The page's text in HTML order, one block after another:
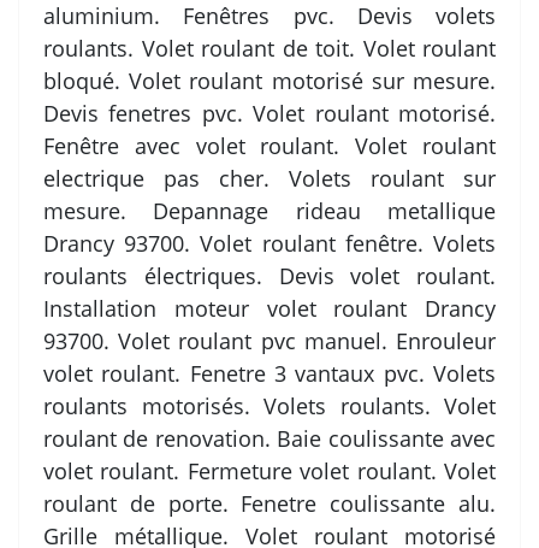
aluminium. Fenêtres pvc. Devis volets
roulants. Volet roulant de toit. Volet roulant
bloqué. Volet roulant motorisé sur mesure.
Devis fenetres pvc. Volet roulant motorisé.
Fenêtre avec volet roulant. Volet roulant
electrique pas cher. Volets roulant sur
mesure. Depannage rideau metallique
Drancy 93700. Volet roulant fenêtre. Volets
roulants électriques. Devis volet roulant.
Installation moteur volet roulant Drancy
93700. Volet roulant pvc manuel. Enrouleur
volet roulant. Fenetre 3 vantaux pvc. Volets
roulants motorisés. Volets roulants. Volet
roulant de renovation. Baie coulissante avec
volet roulant. Fermeture volet roulant. Volet
roulant de porte. Fenetre coulissante alu.
Grille métallique. Volet roulant motorisé